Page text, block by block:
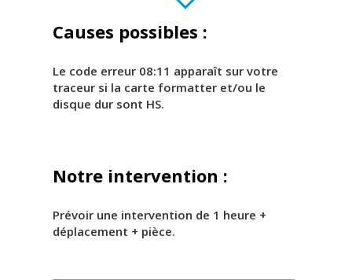
Causes possibles :
Le code erreur 08:11 apparaît sur votre
traceur si la carte formatter et/ou le
disque dur sont HS.
Notre intervention :
Prévoir une intervention de 1 heure +
déplacement + pièce.